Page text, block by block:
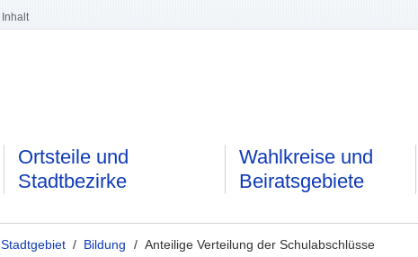
Inhalt
Ortsteile und
Stadtbezirke
Wahlkreise und
Beiratsgebiete
Stadtgebiet / Bildung / Anteilige Verteilung der Schulabschlüsse